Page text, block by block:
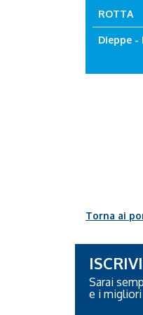
ROTTA
Dieppe -
Torna ai
Sarai
e i